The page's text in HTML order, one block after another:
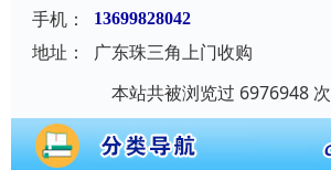
手机：
13699828042
地址：
广东珠三角上门收购
本站共被浏览过 6976948 次